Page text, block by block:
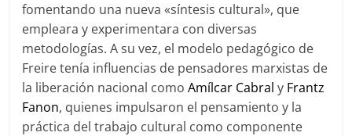
fomentando una nueva «síntesis cultural», que
empleara y experimentara con diversas
metodologías. A su vez, el modelo pedagógico de
Freire tenía influencias de pensadores marxistas de
la liberación nacional comoAmílcar Cabral y Frantz
Fanon, quienes impulsaron el pensamiento y la
práctica del trabajo cultural como componente